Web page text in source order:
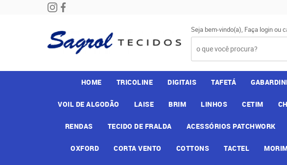
Seja bem-vindo(a), Faça loginou
HOME TRICOLINE DIGITAIS TAFETÁ
VOIL DE ALGODÃO LAISE BRIM LINHOS CETIM
RENDAS TECIDO DE FRALDA ACESSÓRIOS PATCHWORK
OXFORD CORTA VENTO COTTONS TACTEL